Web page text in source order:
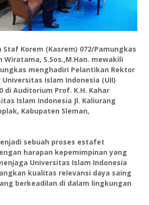
Staf Korem (Kasrem) 072/Pamungkas
Wiratama, S.Sos.,M.Han. mewakili
menghadiri Pelantikan Rektor
Islam Indonesia (UII)
di Auditorium Prof. K.H. Kahar
Islam Indonesia Jl. Kaliurang
Kabupaten Sleman,
sebuah proses estafet
harapan kepemimpinan yang
Universitas Islam Indonesia
kualitas relevansi daya saing
berkeadilan di dalam lingkungan